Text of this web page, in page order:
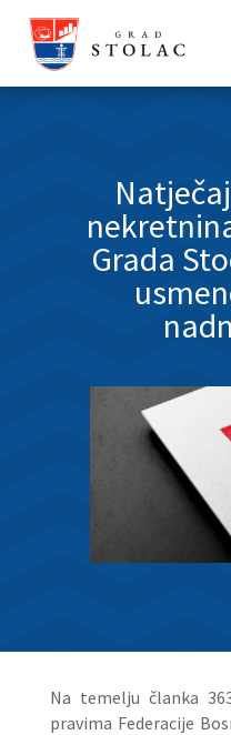
Grada
Na temelju članka
pravima Federacije